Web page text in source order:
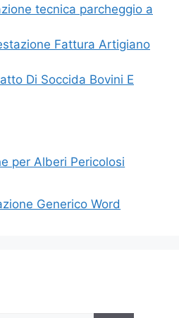
tecnica parcheggio a
Fattura Artigiano
Di Soccida Bovini E
per Alberi Pericolosi
Generico Word